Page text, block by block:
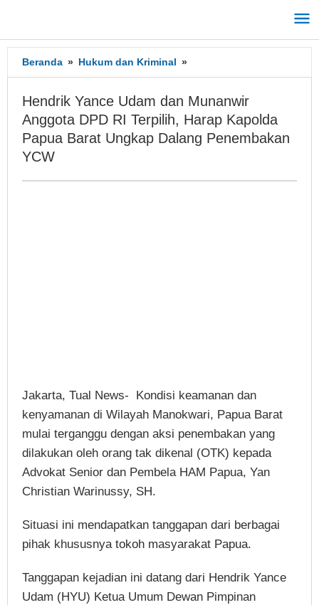
konten
Beranda » Hukum dan Kriminal »
Yance
dan
Munanwir
Anggota
Terpilih,
Hendrik Yance Udam dan Munanwir
Anggota DPD RI Terpilih, Harap Kapolda
Papua Barat Ungkap Dalang Penembakan
YCW
Jakarta, Tual News- Kondisi keamanan dan
kenyamanan di Wilayah Manokwari, Papua Barat
mulai terganggu dengan aksi penembakan yang
dilakukan oleh orang tak dikenal (OTK) kepada
Advokat Senior dan Pembela HAM Papua, Yan
Christian Warinussy, SH.
Situasi ini mendapatkan tanggapan dari berbagai
pihak khususnya tokoh masyarakat Papua.
Tanggapan kejadian ini datang dari Hendrik Yance
Udam (HYU) Ketua Umum Dewan Pimpinan